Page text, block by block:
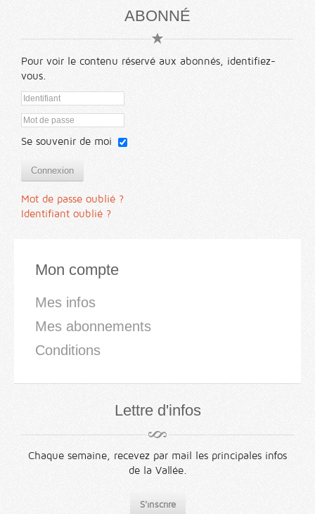
ABONNÉ
Pour voir le contenu réservé aux abonnés, identifiez-
vous.
Se souvenir de moi
Connexion
Mot de passe oublié ?
Identifiant oublié ?
Mon compte
Mes infos
Mes abonnements
Conditions
Lettre d'infos
Chaque semaine, recevez par mail les principales infos
de la Vallée.
S'inscrire